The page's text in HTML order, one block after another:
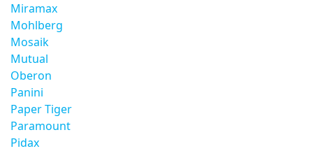
Miramax
Mohlberg
Mosaik
Mutual
Oberon
Panini
Paper Tiger
Paramount
Pidax